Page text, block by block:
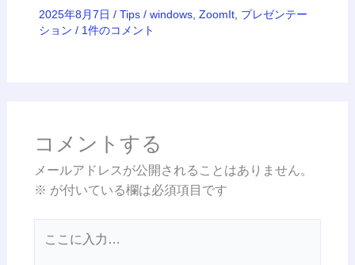
2025年8月7日 / Tips/ windows, ZoomIt, プレゼンテー
ション / 1件のコメント
コメントする
メールアドレスが公開されることはありません。
※ が付いている欄は必須項目です